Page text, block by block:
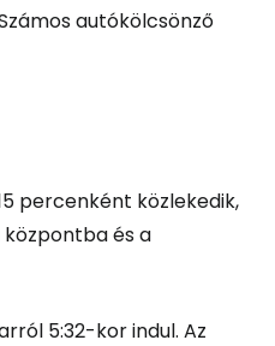
autókölcsönző
percenként közlekedik,
és a
5:32-kor indul. Az